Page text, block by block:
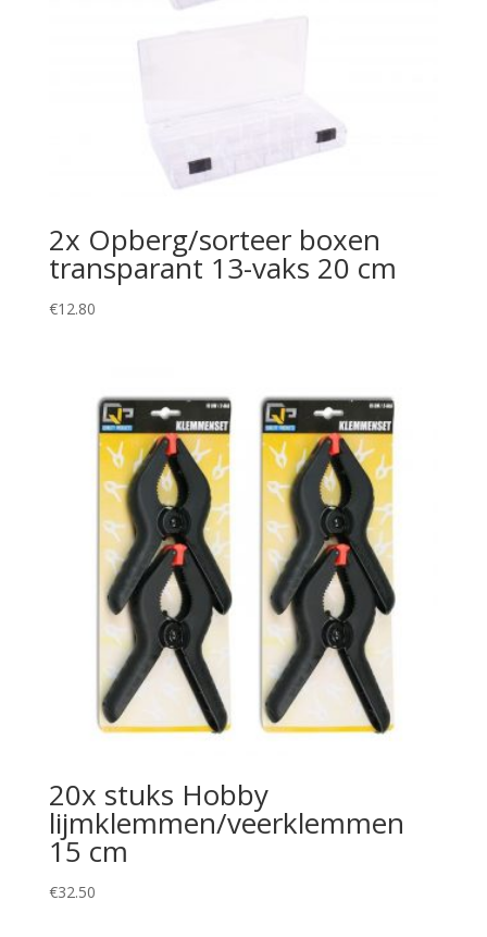
2x Opberg/sorteer boxen
transparant 13-vaks 20 cm
€12.80
20x stuks Hobby
lijmklemmen/veerklemmen
15 cm
€32.50